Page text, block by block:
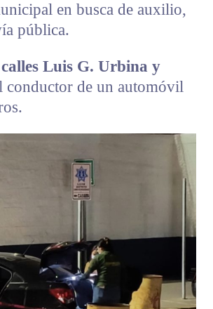
en busca de auxilio,
pública.
Luis G. Urbina y
conductor de un automóvil